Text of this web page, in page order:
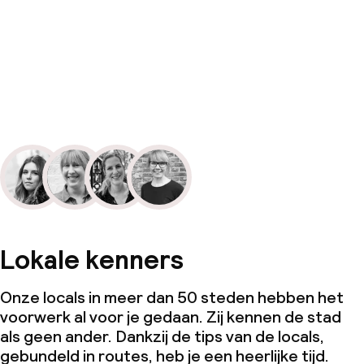
Lokale kenners
Onze locals in meer dan 50 steden hebben het
voorwerk al voor je gedaan. Zij kennen de stad
als geen ander. Dankzij de tips van de locals,
gebundeld in routes, heb je een heerlijke tijd.